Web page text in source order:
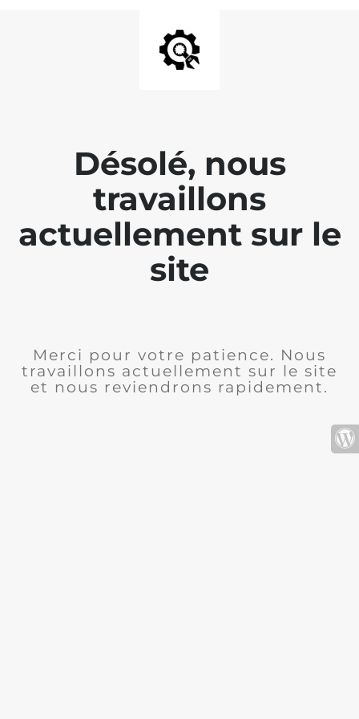
Désolé, nous
travaillons
actuellement sur le
site
Merci pour votre patience. Nous
travaillons actuellement sur le site
et nous reviendrons rapidement.